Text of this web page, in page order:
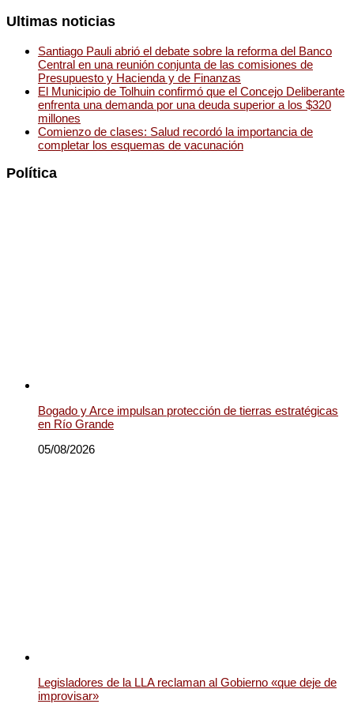
Ultimas noticias
Santiago Pauli abrió el debate sobre la reforma del Banco
Central en una reunión conjunta de las comisiones de
Presupuesto y Hacienda y de Finanzas
El Municipio de Tolhuin confirmó que el Concejo Deliberante
enfrenta una demanda por una deuda superior a los $320
millones
Comienzo de clases: Salud recordó la importancia de
completar los esquemas de vacunación
Política
Bogado y Arce impulsan protección de tierras estratégicas
en Río Grande
05/08/2026
Legisladores de la LLA reclaman al Gobierno «que deje de
improvisar»